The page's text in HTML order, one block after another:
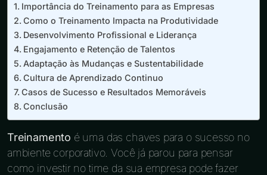
Importância do Treinamento para as Empresas
Como o Treinamento Impacta na Produtividade
Desenvolvimento Profissional e Liderança
Engajamento e Retenção de Talentos
Adaptação às Mudanças e Sustentabilidade
Cultura de Aprendizado Continuo
Casos de Sucesso e Resultados Memoráveis
Conclusão
Treinamento é uma das chaves para o sucesso no
ambiente corporativo. Você já parou para pensar
como investir no time da sua empresa pode fazer